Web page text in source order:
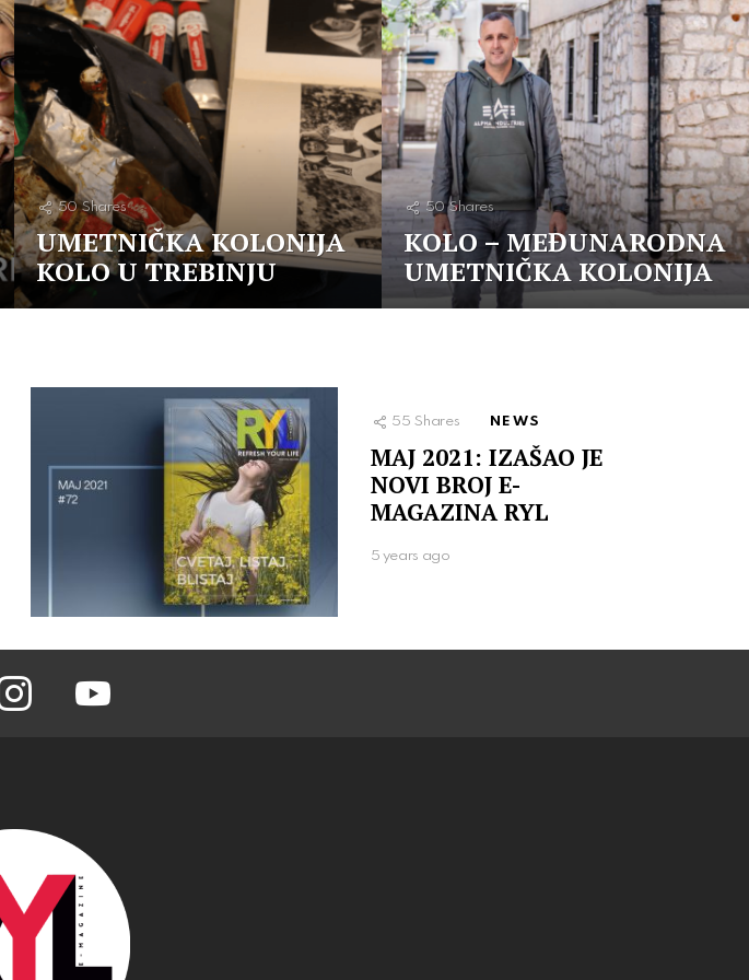
50 Shares
UMETNIČKA KOLONIJA
KOLO U TREBINJU
50 Shares
KOLO – MEĐUNARODNA
UMETNIČKA KOLONIJA
55 Shares NEWS
MAJ 2021: IZAŠAO JE
NOVI BROJ E-
MAGAZINA RYL
5 years ago
instagram youtube